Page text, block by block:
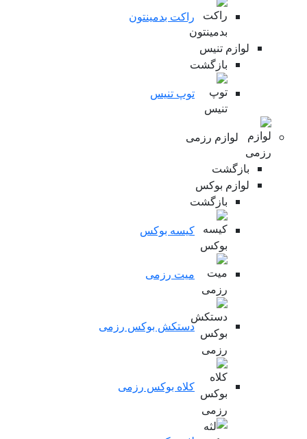
راکت بدمینتون
لوازم تنیس
بازگشت
توپ تنیس
لوازم رزمی
بازگشت
لوازم بوکس
بازگشت
کیسه بوکس
میت رزمی
دستکش بوکس رزمی
کلاه بوکس رزمی